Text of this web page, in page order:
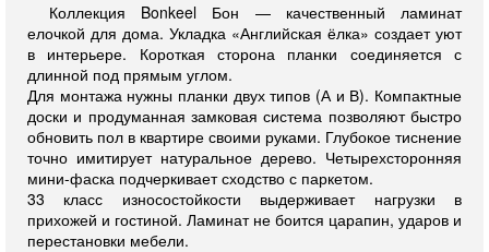
Коллекция Bonkeel Бон — качественный ламинат
елочкой для дома. Укладка «Английская ёлка» создает уют
в интерьере. Короткая сторона планки соединяется с
длинной под прямым углом.
Для монтажа нужны планки двух типов (А и В). Компактные
доски и продуманная замковая система позволяют быстро
обновить пол в квартире своими руками. Глубокое тиснение
точно имитирует натуральное дерево. Четырехсторонняя
мини-фаска подчеркивает сходство с паркетом.
33 класс износостойкости выдерживает нагрузки в
прихожей и гостиной. Ламинат не боится царапин, ударов и
перестановки мебели.